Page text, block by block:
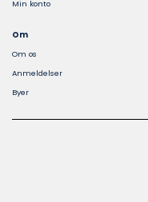
Min konto
Om
Om os
Anmeldelser
Byer